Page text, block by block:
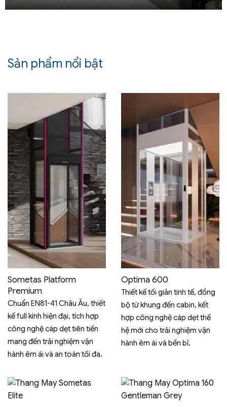
Sản phẩm nổi bật
Sometas Platform
Premium
Chuẩn EN81-41 Châu Âu, thiết
kế full kính hiện đại, tích hợp
công nghệ cáp dẹt tiên tiến
mang đến trải nghiệm vận
hành êm ái và an toàn tối đa.
Optima 600
Thiết kế tối giản tinh tế, đồng
bộ từ khung đến cabin, kết
hợp công nghệ cáp dẹt thế
hệ mới cho trải nghiệm vận
hành êm ái và bền bỉ.